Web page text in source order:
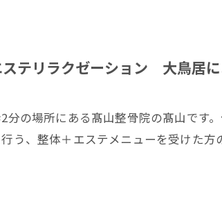
テリラクゼーション 大鳥居
の場所にある髙山整骨院の髙山です
う、整体＋エステメニューを受けた方